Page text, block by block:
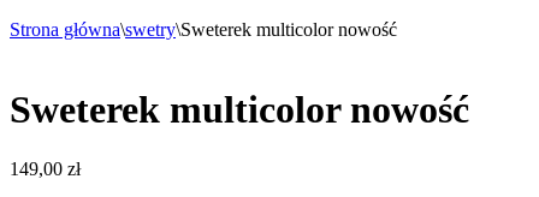
Strona główna\swetry\Sweterek multicolor nowość
Sweterek multicolor nowość
149,00 zł